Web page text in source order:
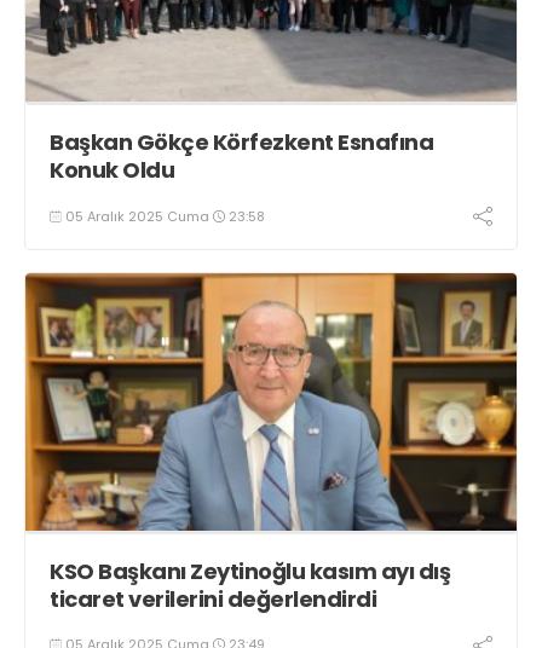
Başkan Gökçe Körfezkent Esnafına
Konuk Oldu
05 Aralık 2025 Cuma 23:58
KSO Başkanı Zeytinoğlu kasım ayı dış
ticaret verilerini değerlendirdi
05 Aralık 2025 Cuma 23:49